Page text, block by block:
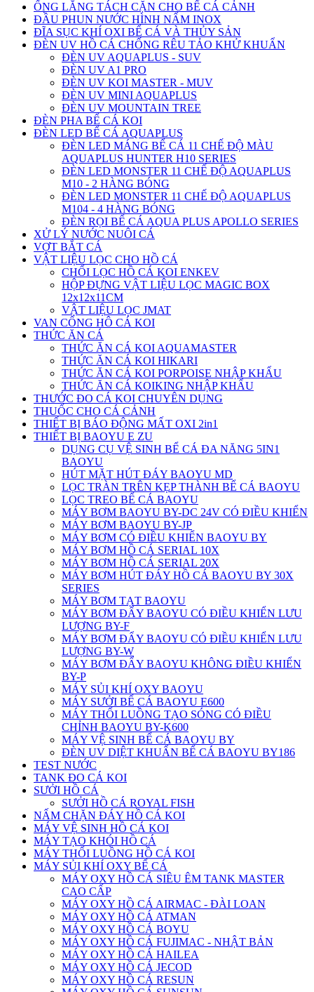
ỐNG LẮNG TÁCH CẶN CHO BỂ CÁ CẢNH
ĐẦU PHUN NƯỚC HÌNH NẤM INOX
ĐĨA SỤC KHÍ OXI BỂ CÁ VÀ THỦY SẢN
ĐÈN UV HỒ CÁ CHỐNG RÊU TẢO KHỬ KHUẨN
ĐÈN UV AQUAPLUS - SUV
ĐÈN UV A1 PRO
ĐÈN UV KOI MASTER - MUV
ĐÈN UV MINI AQUAPLUS
ĐÈN UV MOUNTAIN TREE
ĐÈN PHA BỂ CÁ KOI
ĐÈN LED BỂ CÁ AQUAPLUS
ĐÈN LED MÁNG BỂ CÁ 11 CHẾ ĐỘ MÀU
AQUAPLUS HUNTER H10 SERIES
ĐÈN LED MONSTER 11 CHẾ ĐỘ AQUAPLUS
M10 - 2 HÀNG BÓNG
ĐÈN LED MONSTER 11 CHẾ ĐỘ AQUAPLUS
M104 - 4 HÀNG BÓNG
ĐÈN RỌI BỂ CÁ AQUA PLUS APOLLO SERIES
XỬ LÝ NƯỚC NUÔI CÁ
VỢT BẮT CÁ
VẬT LIỆU LỌC CHO HỒ CÁ
CHỔI LỌC HỒ CÁ KOI ENKEV
HỘP ĐỰNG VẬT LIỆU LỌC MAGIC BOX
12x12x11CM
VẬT LIỆU LỌC JMAT
VAN CỔNG HÔ CÁ KOI
THỨC ĂN CÁ
THỨC ĂN CÁ KOI AQUAMASTER
THỨC ĂN CÁ KOI HIKARI
THỨC ĂN CÁ KOI PORPOISE NHẬP KHẨU
THỨC ĂN CÁ KOIKING NHẬP KHẨU
THƯỚC ĐO CÁ KOI CHUYÊN DỤNG
THUỐC CHO CÁ CẢNH
THIẾT BỊ BÁO ĐỘNG MẤT OXI 2in1
THIẾT BỊ BAOYU E ZU
DỤNG CỤ VỆ SINH BỂ CÁ ĐA NĂNG 5IN1
BAOYU
HÚT MẶT HÚT ĐÁY BAOYU MD
LỌC TRÀN TRÊN KẸP THÀNH BỂ CÁ BAOYU
LỌC TREO BỂ CÁ BAOYU
MÁY BƠM BAOYU BY-DC 24V CÓ ĐIỀU KHIỂN
MÁY BƠM BAOYU BY-JP
MÁY BƠM CÓ ĐIỀU KHIỂN BAOYU BY
MÁY BƠM HỒ CÁ SERIAL 10X
MÁY BƠM HỒ CÁ SERIAL 20X
MÁY BƠM HÚT ĐÁY HỒ CÁ BAOYU BY 30X
SERIES
MÁY BƠM TẠT BAOYU
MÁY BƠM ĐẨY BAOYU CÓ ĐIỀU KHIỂN LƯU
LƯỢNG BY-F
MÁY BƠM ĐẨY BAOYU CÓ ĐIỀU KHIỂN LƯU
LƯỢNG BY-W
MÁY BƠM ĐẨY BAOYU KHÔNG ĐIỀU KHIỂN
BY-P
MÁY SỦI KHÍ OXY BAOYU
MÁY SƯỞI BỂ CÁ BAOYU E600
MÁY THỔI LUỒNG TẠO SÓNG CÓ ĐIỀU
CHỈNH BAOYU BY-K600
MÁY VỆ SINH BỂ CÁ BAOYU BY
ĐÈN UV DIỆT KHUẨN BỂ CÁ BAOYU BY186
TEST NƯỚC
TANK ĐO CÁ KOI
SƯỞI HỒ CÁ
SƯỞI HỒ CÁ ROYAL FISH
NẤM CHẶN ĐÁY HỒ CÁ KOI
MÁY VỆ SINH HỒ CÁ KOI
MÁY TẠO KHÓI HỒ CÁ
MÁY THỔI LUỒNG HỒ CÁ KOI
MÁY SỦI KHÍ OXY BỂ CÁ
MÁY OXY HỒ CÁ SIÊU ÊM TANK MASTER
CAO CẤP
MÁY OXY HỒ CÁ AIRMAC - ĐÀI LOAN
MÁY OXY HỒ CÁ ATMAN
MÁY OXY HỒ CÁ BOYU
MÁY OXY HỒ CÁ FUJIMAC - NHẬT BẢN
MÁY OXY HỒ CÁ HAILEA
MÁY OXY HỒ CÁ JECOD
MÁY OXY HỒ CÁ RESUN